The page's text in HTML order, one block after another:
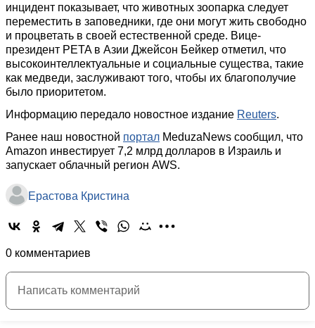
инцидент показывает, что животных зоопарка следует
переместить в заповедники, где они могут жить свободно
и процветать в своей естественной среде. Вице-
президент PETA в Азии Джейсон Бейкер отметил, что
высокоинтеллектуальные и социальные существа, такие
как медведи, заслуживают того, чтобы их благополучие
было приоритетом.
Информацию передало новостное издание Reuters.
Ранее наш новостной портал MeduzaNews сообщил, что
Amazon инвестирует 7,2 млрд долларов в Израиль и
запускает облачный регион AWS.
Ерастова Кристина
0 комментариев